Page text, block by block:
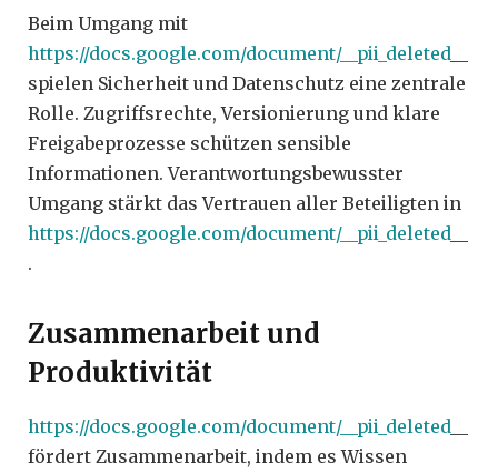
Beim Umgang mit
https://docs.google.com/document/__pii_deleted
spielen Sicherheit und Datenschutz eine zentrale
Rolle. Zugriffsrechte, Versionierung und klare
Freigabeprozesse schützen sensible
Informationen. Verantwortungsbewusster
Umgang stärkt das Vertrauen aller Beteiligten in
https://docs.google.com/document/__pii_deleted
.
Zusammenarbeit und
Produktivität
https://docs.google.com/document/__pii_deleted
fördert Zusammenarbeit, indem es Wissen